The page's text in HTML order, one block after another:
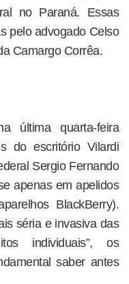
no Paraná. Essas
pelo advogado Celso
Camargo Corrêa.
última quarta-feira
do escritório Vilardi
Sergio Fernando
apenas em apelidos
BlackBerry).
séria e invasiva das
individuais”, os
saber antes